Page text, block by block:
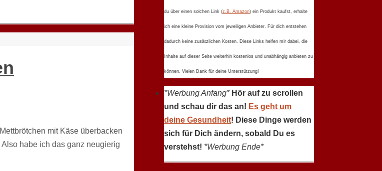
mit Käse überbacken
habe ich das ganz neugierig
du über einen solchen Link (z.B. Amazon) ein Produkt kaufst, erhalte
ich eine kleine Provision vom jeweiligen Anbieter. Für dich entstehen
dadurch keine zusätzlichen Kosten. Diese Links helfen mir dabei, die
Inhalte auf dieser Seite weiterhin kostenlos und unabhängig anbieten zu
können. Vielen Dank für deine Unterstützung!
*Werbung Anfang* Hör auf zu scrollen
und schau dir das an! Es geht um
deine Gesundheit! Diese Dinge werden
sich für Dich ändern, sobald Du es
verstehst! *Werbung Ende*